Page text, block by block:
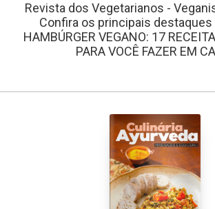
Revista dos Vegetarianos -
Confira os principais destaques
HAMBÚRGER VEGANO: 17
PARA VOCÊ FAZER EM